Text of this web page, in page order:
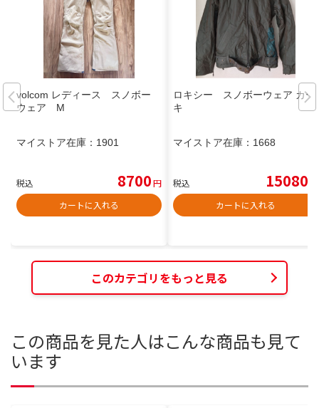
volcom レディース スノボー
ウェア M
マイストア在庫： 1901
税込 8700円
カートに入れる
ロキシー スノボーウェア カー
キ
マイストア在庫： 1668
税込 15080
カートに入れる
このカテゴリをもっと見る
この商品を見た人はこんな商品も見て
います